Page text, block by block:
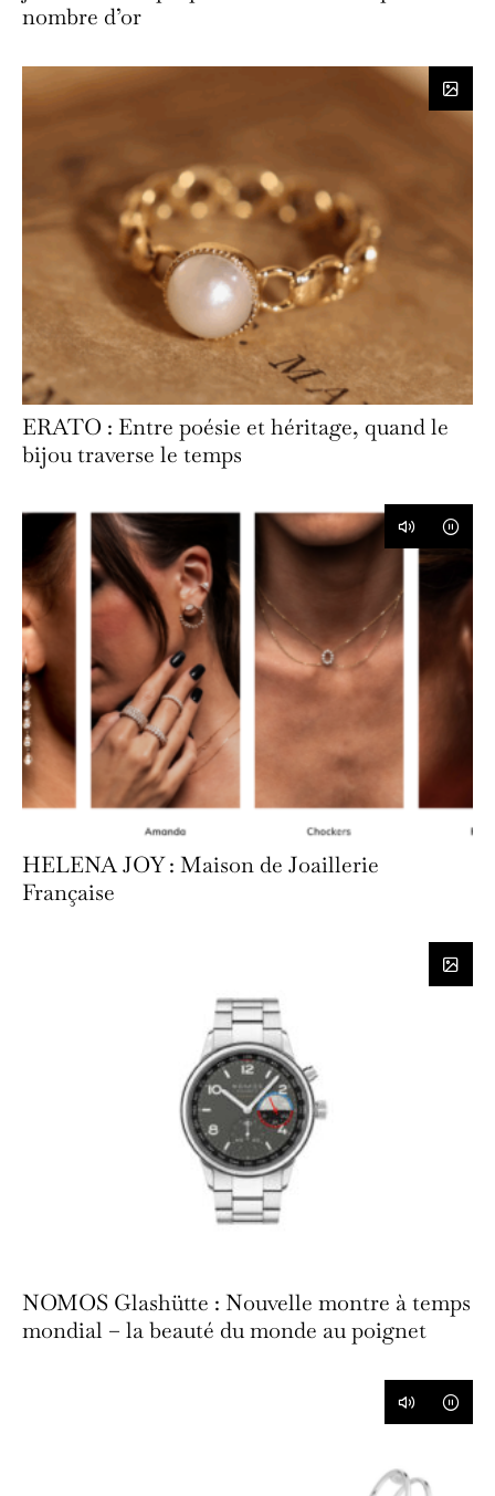
nombre d’or
ERATO : Entre poésie et héritage, quand le
bijou traverse le temps
HELENA JOY : Maison de Joaillerie
Française
NOMOS Glashütte : Nouvelle montre à temps
mondial – la beauté du monde au poignet